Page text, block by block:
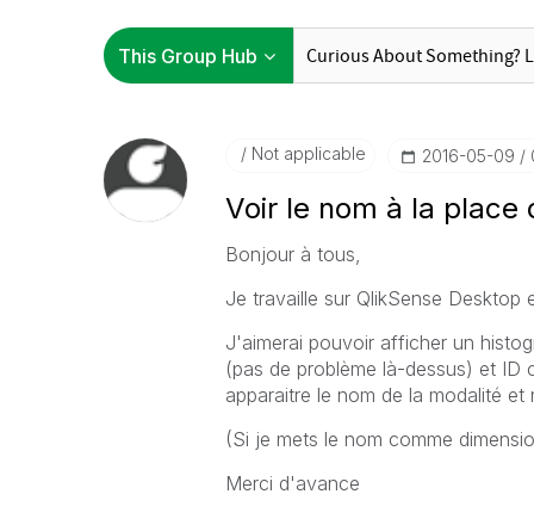
Not applicable ‎2016-05-09
Voir le nom à la place
Bonjour à tous,
Je travaille sur QlikSense Desktop
J'aimerai pouvoir afficher un
(pas de problème là-dessus) et ID
apparaitre le nom de la modalité et
(Si je mets le nom comme
Merci d'avance